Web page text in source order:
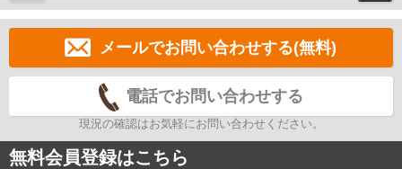
メールでお問い合わせする(無料)
電話でお問い合わせする
現況の確認はお気軽にお問い合わせください。
無料会員登録はこちら